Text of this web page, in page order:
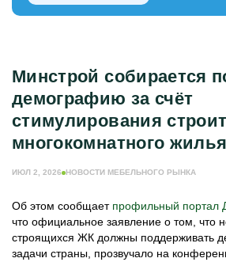
Минстрой собирается
демографию за счёт
стимулирования
многокомнатного жилья
ИЮЛ 2, 2026 НОВОСТИ МЕБЕЛЬНОГО РЫНКА
Об этом сообщает профильный портал
что официальное заявление о том, что
строящихся ЖК должны поддерживать
задачи страны, прозвучало на